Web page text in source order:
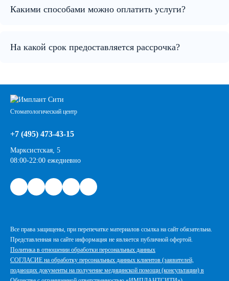
Какими способами можно оплатить услуги?
На какой срок предоставляется рассрочка?
Стоматологический центр
+7 (495) 473-43-15
Марксистская, 5
08:00-22:00 ежедневно
Все права защищены, при перепечатке материалов ссылка на сайт обязательна.
Представленная на сайте информация не является публичной офертой.
Политика в отношении обработки персональных данных
СОГЛАСИЕ на обработку персональных данных клиентов (заявителей,
подающих документы на получение медицинской помощи (консультации) в